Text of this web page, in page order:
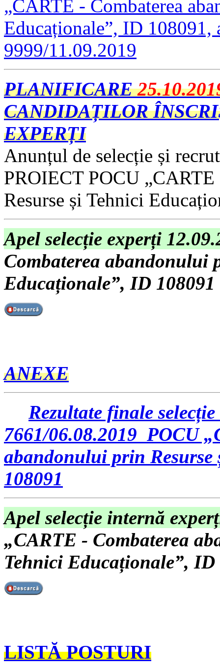
„CARTE - Combaterea
Educaționale”, ID 108091,
9999/11.09.2019
PLANIFICARE
CANDIDAȚILOR
EXPERȚI
Anunțul de selecție și
PROIECT POCU
Resurse și Tehnici
Apel selecție experți
Combaterea abandonului
Educaționale”, ID 108091
ANEXE
Rezultate finale
7661/06.08.2019 POCU
abandonului prin
108091
Apel selecție internă
„CARTE - Combaterea
Tehnici Educaționale”, ID
LISTĂ POSTURI